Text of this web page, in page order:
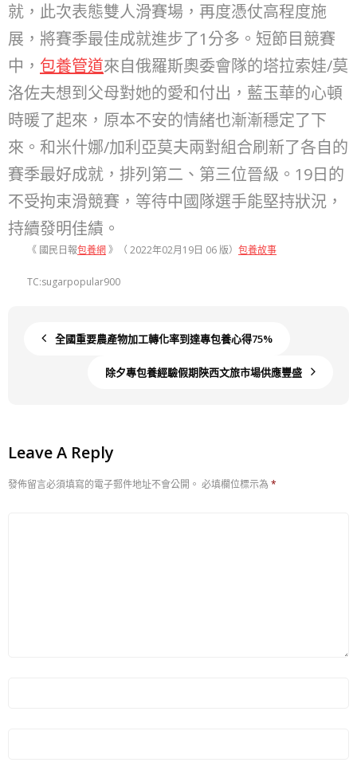
就，此次表態雙人滑賽場，再度憑仗高程度施
展，將賽季最佳成就進步了1分多。短節目競賽
中， 包養管道來自俄羅斯奧委會隊的塔拉索娃/莫
洛佐夫想到父母對她的愛和付出，藍玉華的心頓
時暖了起來，原本不安的情緒也漸漸穩定了下
來。和米什娜/加利亞莫夫兩對組合刷新了各自的
賽季最好成就，排列第二、第三位晉級。19日的
不受拘束滑競賽，等待中國隊選手能堅持狀況，
持續發明佳績。
《 國民日報包養網》（ 2022年02月19日 06 版） 包養故事
TC:sugarpopular900
全國重要農產物加工轉化率到達專包養心得75%
除夕專包養經驗假期陜西文旅市場供應豐盛
Leave A Reply
發佈留言必須填寫的電子郵件地址不會公開。 必填欄位標示為 *